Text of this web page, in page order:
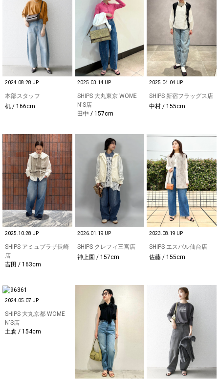
2024.08.28 UP
本部スタッフ
机 / 166cm
2025.03.14 UP
SHIPS 大丸東京 WOME
N'S店
田中 / 157cm
2025.04.04 UP
SHIPS 新宿フラッグス店
中村 / 155cm
2025.10.28 UP
SHIPS アミュプラザ長崎
店
吉田 / 163cm
2026.01.19 UP
SHIPS クレフィ三宮店
神上園 / 157cm
2023.08.19 UP
SHIPS エスパル仙台店
佐藤 / 155cm
2024.05.07 UP
SHIPS 大丸京都 WOME
N'S店
土倉 / 154cm